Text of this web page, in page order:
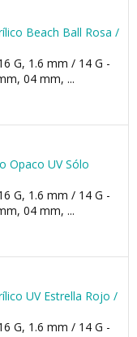
Beach Ball Rosa /
G, 1.6 mm / 14 G -
04 mm, ...
Opaco UV Sólo
G, 1.6 mm / 14 G -
04 mm, ...
UV Estrella Rojo /
G, 1.6 mm / 14 G -